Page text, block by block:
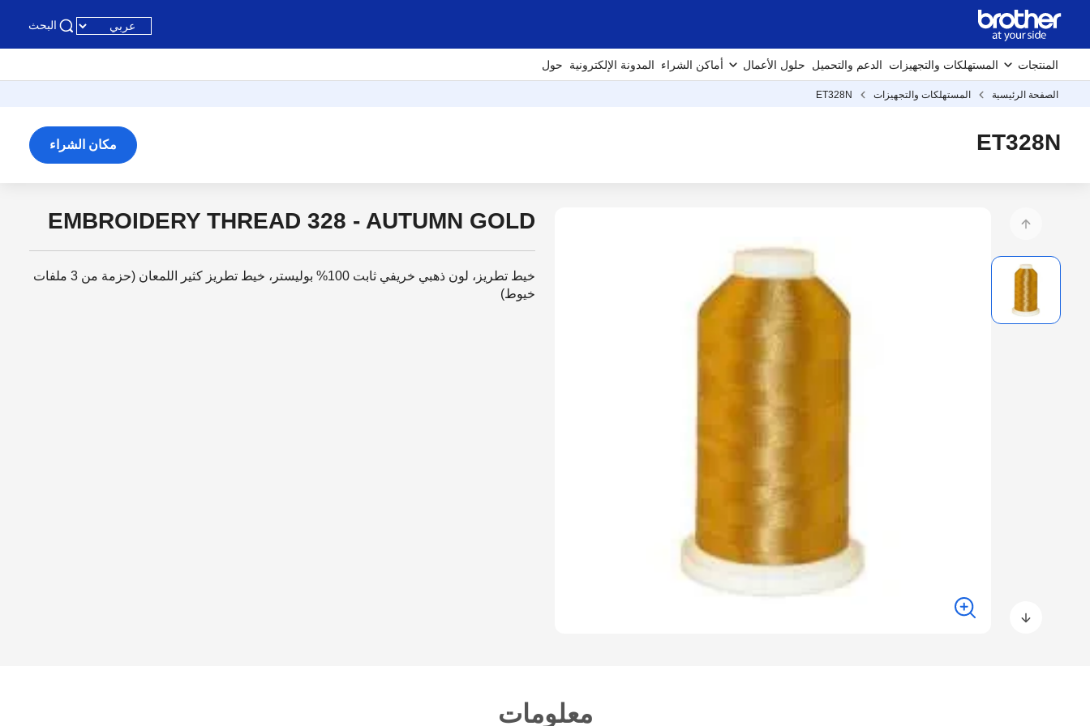
البحث
المنتجات المستهلكات والتجهيزات الدعم والتحميل حلول الأعمال أماكن الشراء المدونة الإلكترونية حول
الصفحة الرئيسية المستهلكات والتجهيزات ET328N
ET328N مكان الشراء
EMBROIDERY THREAD 328 - AUTUMN GOLD
خيط تطريز، لون ذهبي خريفي ثابت 100% بوليستر، خيط تطريز كثير اللمعان (حزمة من 3 ملفات
خيوط)
معلومات